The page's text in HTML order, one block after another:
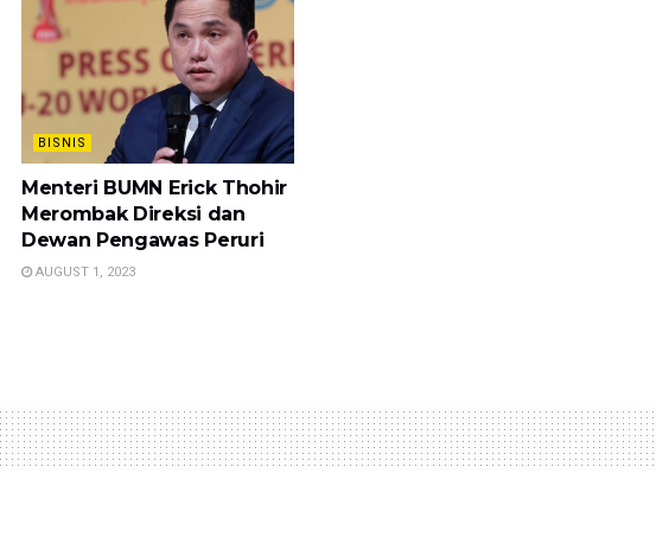
BISNIS
Menteri BUMN Erick Thohir
Merombak Direksi dan
Dewan Pengawas Peruri
AUGUST 1, 2023